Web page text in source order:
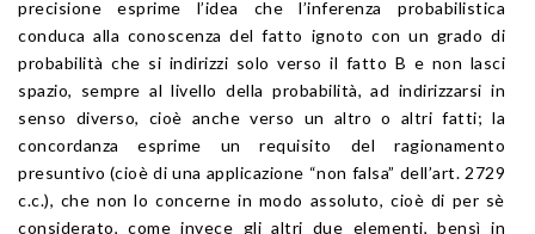
precisione esprime l’idea che l’inferenza probabilistica
conduca alla conoscenza del fatto ignoto con un grado di
probabilità che si indirizzi solo verso il fatto B e non lasci
spazio, sempre al livello della probabilità, ad indirizzarsi in
senso diverso, cioè anche verso un altro o altri fatti; la
concordanza esprime un requisito del ragionamento
presuntivo (cioè di una applicazione “non falsa” dell’art. 2729
c.c.), che non lo concerne in modo assoluto, cioè di per sè
considerato, come invece gli altri due elementi, bensì in